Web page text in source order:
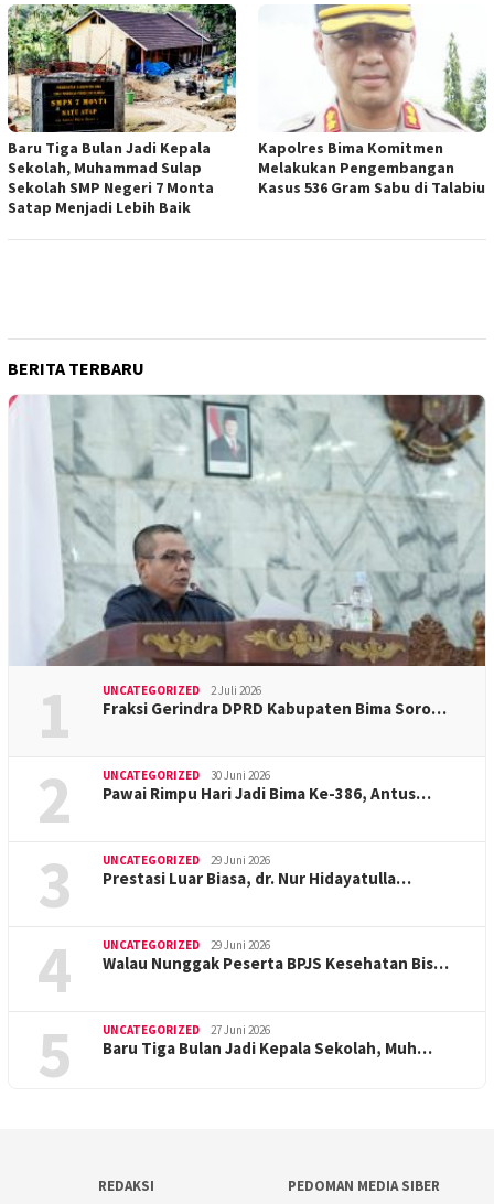
Baru Tiga Bulan Jadi Kepala
Sekolah, Muhammad Sulap
Sekolah SMP Negeri 7 Monta
Satap Menjadi Lebih Baik
Kapolres Bima Komitmen
Melakukan Pengembangan
Kasus 536 Gram Sabu di Talabiu
BERITA TERBARU
1 UNCATEGORIZED 2 Juli 2026
Fraksi Gerindra DPRD Kabupaten Bima Soro…
2 UNCATEGORIZED 30 Juni 2026
Pawai Rimpu Hari Jadi Bima Ke-386, Antus…
3 UNCATEGORIZED 29 Juni 2026
Prestasi Luar Biasa, dr. Nur Hidayatulla…
4 UNCATEGORIZED 29 Juni 2026
Walau Nunggak Peserta BPJS Kesehatan Bis…
5 UNCATEGORIZED 27 Juni 2026
Baru Tiga Bulan Jadi Kepala Sekolah, Muh…
REDAKSI PEDOMAN MEDIA SIBER